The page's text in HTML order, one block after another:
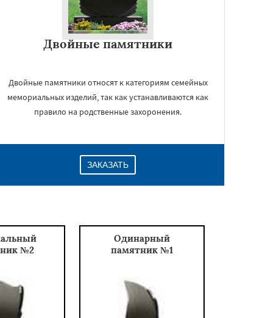
Двойные памятники
Двойные памятники относят к категориям семейных
мемориальных изделий, так как устанавливаются как
правило на родственные захоронения.
ЗАКАЗАТЬ
№2
Одинарный
памятник №1